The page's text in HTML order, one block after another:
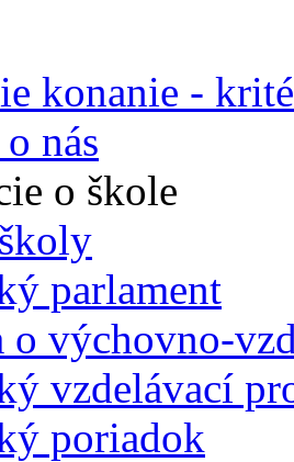
konanie -
nás
o škole
parlament
o výchovno-
vzdelávací
poriadok